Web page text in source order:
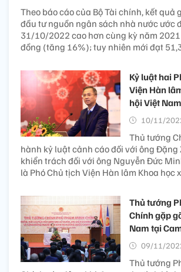
Theo báo cáo của Bộ Tài chính, kết quả
đầu tư nguồn ngân sách nhà nước ước
31/10/2022 cao hơn cùng kỳ năm
đồng (tăng 16%); tuy nhiên mới đạt
Kỷ luật hai
Viện Hàn
hội Việt Nam
10/11/
Thủ tướng
hành kỷ luật cảnh cáo đối với ông Đặng
khiển trách đối với ông Nguyễn Đức
là Phó Chủ tịch Viện Hàn lâm Khoa học
Thủ tướng
Chính gặp
Nam tại
09/11/
Thủ tướng